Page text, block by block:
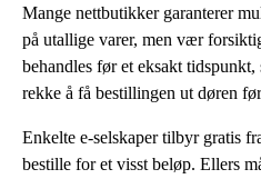
Mange nettbutikker garanterer
på utallige varer, men vær
behandles før et eksakt
rekke å få bestillingen ut døren
Enkelte e-selskaper tilbyr gratis
bestille for et visst beløp. Ellers